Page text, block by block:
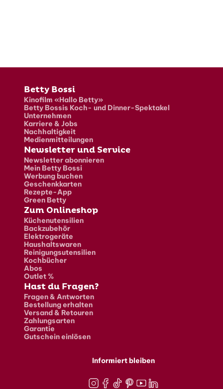
Fusszeile
Betty Bossi
Kinofilm «Hallo Betty»
Betty Bossis Koch- und Dinner-Spektakel
Unternehmen
Karriere & Jobs
Nachhaltigkeit
Medienmitteilungen
Newsletter und Service
Newsletter abonnieren
Mein Betty Bossi
Werbung buchen
Geschenkkarten
Rezepte-App
Green Betty
Zum Onlineshop
Küchenutensilien
Backzubehör
Elektrogeräte
Haushaltswaren
Reinigungsutensilien
Kochbücher
Abos
Outlet %
Hast du Fragen?
Fragen & Antworten
Bestellung erhalten
Versand & Retouren
Zahlungsarten
Garantie
Gutschein einlösen
Informiert bleiben